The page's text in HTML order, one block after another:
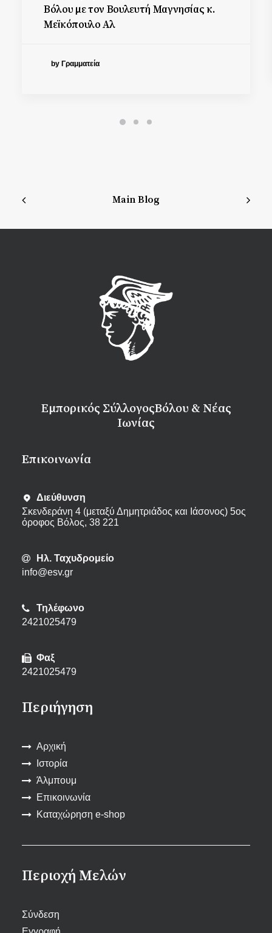
Βόλου με τον Βουλευτή Μαγνησίας κ.
Μεϊκόπουλο Αλ
by Γραμματεία
Main Blog
Εμπορικός ΣύλλογοςΒόλου & Νέας
Ιωνίας
Eπικοινωνία
Διεύθυνση
Σκενδεράνη 4 (μεταξύ Δημητριάδος και Ιάσονος) 5ος
όροφος Βόλος, 38 221
Ηλ. Ταχυδρομείο
info@esv.gr
Τηλέφωνο
2421025479
Φαξ
2421025479
Περιήγηση
Αρχική
Ιστορία
Άλμπουμ
Επικοινωνία
Καταχώρηση e-shop
Περιοχή Μελών
Σύνδεση